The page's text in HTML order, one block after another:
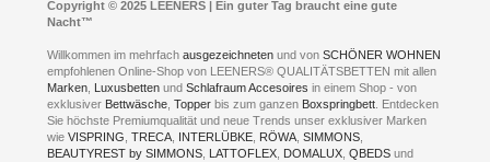
Fotoalbum
Kontakt
Neuer Showroom für unsere Onlineartikel.
Kontakt via:WhatsApp
Kontakt via:eMail
mögliche Zeiten für eine Showroom Terminreservierung
MO und DI geschlossen
Copyright © 2025 LEENERS | Ein guter Tag braucht eine gute
Nacht™
Willkommen im mehrfachausgezeichnetenund vonSCHÖNER WOHNEN
empfohlenen Online-Shop von LEENERS® QUALITÄTSBETTEN mit allen
Marken Luxusbetten undSchlafraum Accesoires in einem Shop - von
exklusiver Bettwäsche ,Topper bis zum ganzen Boxspringbett . Entdecken
Sie höchste Premiumqualität und neue Trends unser exklusiver Marken
wieVISPRING ,TRECA INTERLÜBKE RÖWA ,SIMMONS
BEAUTYREST by SIMMONS LATTOFLEX DOMALUX ,QBEDS und